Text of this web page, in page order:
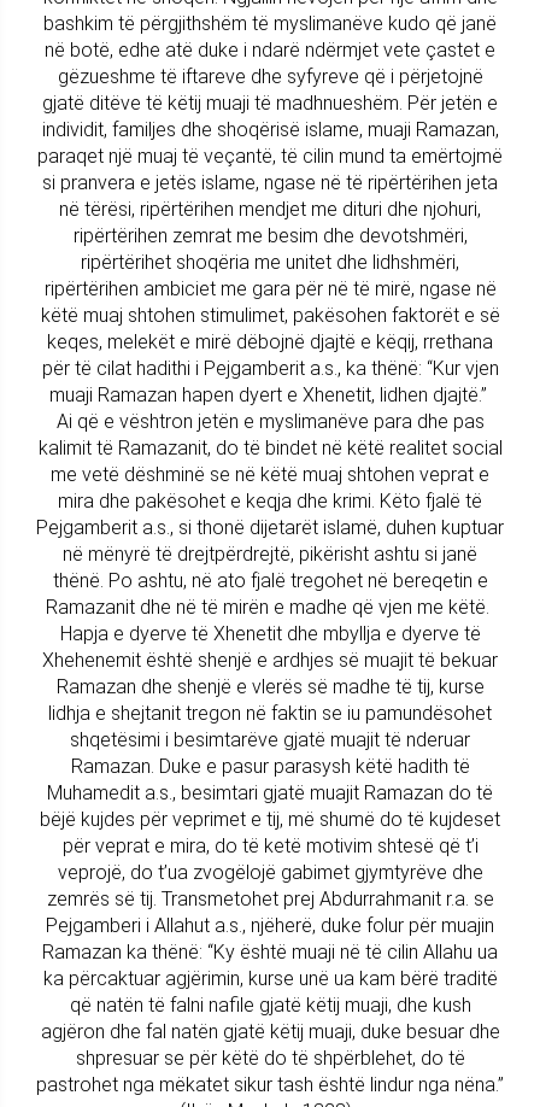
bashkim të përgjithshëm të myslimanëve kudo që janë
në botë, edhe atë duke i ndarë ndërmjet vete çastet e
gëzueshme të iftareve dhe syfyreve që i përjetojnë
gjatë ditëve të këtij muaji të madhnueshëm. Për jetën e
individit, familjes dhe shoqërisë islame, muaji Ramazan,
paraqet një muaj të veçantë, të cilin mund ta emërtojmë
si pranvera e jetës islame, ngase në të ripërtërihen jeta
në tërësi, ripërtërihen mendjet me dituri dhe njohuri,
ripërtërihen zemrat me besim dhe devotshmëri,
ripërtërihet shoqëria me unitet dhe lidhshmëri,
ripërtërihen ambiciet me gara për në të mirë, ngase në
këtë muaj shtohen stimulimet, pakësohen faktorët e së
keqes, melekët e mirë dëbojnë djajtë e këqij, rrethana
për të cilat hadithi i Pejgamberit a.s., ka thënë: “Kur vjen
muaji Ramazan hapen dyert e Xhenetit, lidhen djajtë.”
Ai që e vështron jetën e myslimanëve para dhe pas
kalimit të Ramazanit, do të bindet në këtë realitet social
me vetë dëshminë se në këtë muaj shtohen veprat e
mira dhe pakësohet e keqja dhe krimi. Këto fjalë të
Pejgamberit a.s., si thonë dijetarët islamë, duhen kuptuar
në mënyrë të drejtpërdrejtë, pikërisht ashtu si janë
thënë. Po ashtu, në ato fjalë tregohet në bereqetin e
Ramazanit dhe në të mirën e madhe që vjen me këtë.
Hapja e dyerve të Xhenetit dhe mbyllja e dyerve të
Xhehenemit është shenjë e ardhjes së muajit të bekuar
Ramazan dhe shenjë e vlerës së madhe të tij, kurse
lidhja e shejtanit tregon në faktin se iu pamundësohet
shqetësimi i besimtarëve gjatë muajit të nderuar
Ramazan. Duke e pasur parasysh këtë hadith të
Muhamedit a.s., besimtari gjatë muajit Ramazan do të
bëjë kujdes për veprimet e tij, më shumë do të kujdeset
për veprat e mira, do të ketë motivim shtesë që t’i
veprojë, do t’ua zvogëlojë gabimet gjymtyrëve dhe
zemrës së tij. Transmetohet prej Abdurrahmanit r.a. se
Pejgamberi i Allahut a.s., njëherë, duke folur për muajin
Ramazan ka thënë: “Ky është muaji në të cilin Allahu ua
ka përcaktuar agjërimin, kurse unë ua kam bërë traditë
që natën të falni nafile gjatë këtij muaji, dhe kush
agjëron dhe fal natën gjatë këtij muaji, duke besuar dhe
shpresuar se për këtë do të shpërblehet, do të
pastrohet nga mëkatet sikur tash është lindur nga nëna.”